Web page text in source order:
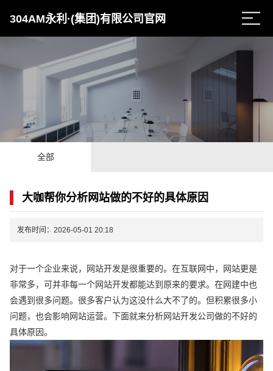
304AM永利·(集团)有限公司官网
全部
大咖帮你分析网站做的不好的具体原因
发布时间：2026-05-01 20:18
对于一个企业来说，网站开发是很重要的。在互联网中，网站更是
非常多，可并非每一个网站开发都能达到原来的要求。在网建中也
会遇到很多问题。很多客户认为这没什么大不了的。但积累很多小
问题，也会影响网站运营。下面就来分析网站开发公司做的不好的
具体原因。